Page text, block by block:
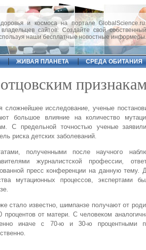
и космоса на портале GlobalScience.ru.
сайтов. Создайте свой собственный
наши бесплатные новостные информеры.
ЖИВАЯ ПЛАНЕТА СРЕДА ОБИТАНИЯ
сложнейшее исследование, ученые
большое влияние на количество
С предельной точностью ученые
риска детских заболеваний.
полученными после научного
журналистской профессии,
пресс конференции на данную тему.
мутационных процессов, экспертами
стало известно, шимпанзе получают от
процентов от матери. С человеком
иначе с 70-ю и 30-ю процентными